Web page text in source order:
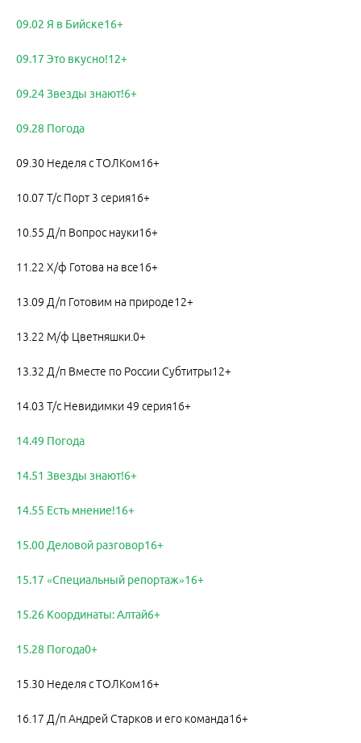
09.02 Я в Бийске16+
09.17 Это вкусно!12+
09.24 Звезды знают!6+
09.28 Погода
09.30 Неделя с ТОЛКом16+
10.07 Т/с Порт 3 серия16+
10.55 Д/п Вопрос науки16+
11.22 Х/ф Готова на все16+
13.09 Д/п Готовим на природе12+
13.22 М/ф Цветняшки.0+
13.32 Д/п Вместе по России Субтитры12+
14.03 Т/с Невидимки 49 серия16+
14.49 Погода
14.51 Звезды знают!6+
14.55 Есть мнение!16+
15.00 Деловой разговор16+
15.17 «Специальный репортаж»16+
15.26 Координаты: Алтай6+
15.28 Погода0+
15.30 Неделя с ТОЛКом16+
16.17 Д/п Андрей Старков и его команда16+